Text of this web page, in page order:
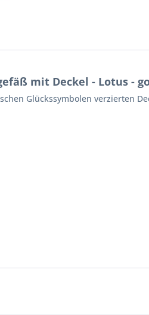
mit Deckel - Lotus -
Glückssymbolen verzierten